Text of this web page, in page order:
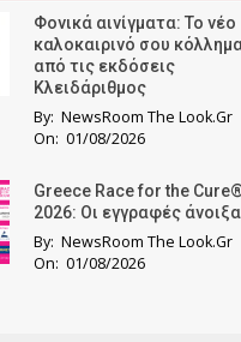
Φονικά αινίγματα: Το νέο
καλοκαιρινό σου
από τις εκδόσεις
Κλειδάριθμος
By: NewsRoom The Look.Gr
On: 01/08/2026
Greece Race for the
2026: Οι εγγραφές
By: NewsRoom The Look.Gr
On: 01/08/2026